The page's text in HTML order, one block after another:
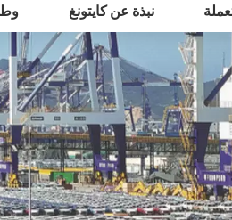
نبذة عن كايتونغ